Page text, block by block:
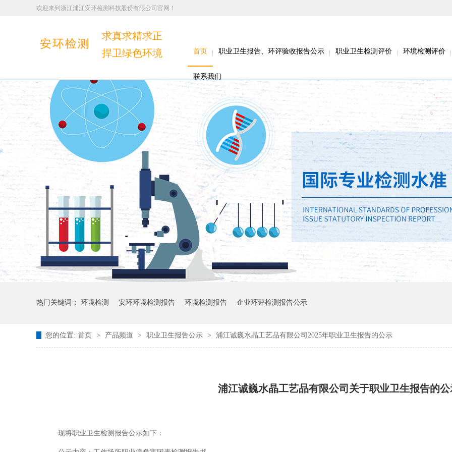
欢迎来到浙江浦江安环检测科技股份有限公司官网！
求真求精求正
捍卫绿色环境
首页 职业卫生报告、环评验收报告公示 职业卫生检测评价 环境检测评价
联系我们
热门关键词： 环境检测 安环环境检测报告 环境检测报告 企业环评检测报告公示
您的位置: 首页 > 产品频道 > 职业卫生报告公示 > 浦江诚巍水晶工艺品有限公司2025年职业卫生报告的公示
浦江诚巍水晶工艺品有限公司关于职业卫生报告的公
现将职业卫生检测报告公示如下：